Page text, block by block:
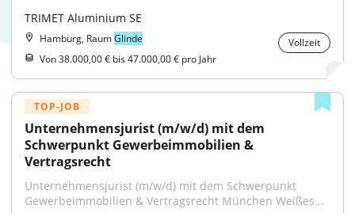
TRIMET Aluminium SE
Hamburg, RaumGlinde
Vollzeit
Von 38.000,00 € bis 47.000,00 € pro Jahr
TOP-JOB
Unternehmensjurist (m/w/d) mit dem
Schwerpunkt Gewerbeimmobilien &
Vertragsrecht
Unternehmensjurist (m/w/d) mit dem Schwerpunkt
Gewerbeimmobilien & Vertragsrecht München Weißes...